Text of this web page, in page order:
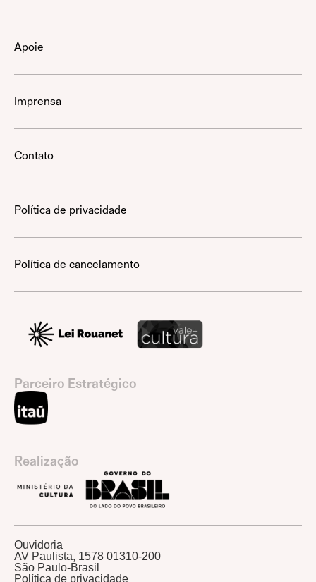
Apoie
Imprensa
Contato
Política de privacidade
Política de cancelamento
Parceiro Estratégico
Realização
Ouvidoria
AV Paulista, 1578 01310-200
São Paulo-Brasil
Política de privacidade